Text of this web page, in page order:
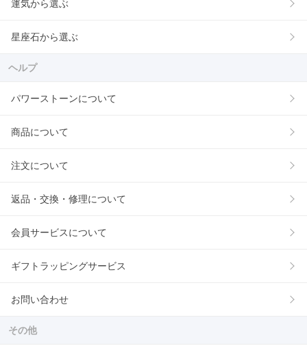
運気から選ぶ
星座石から選ぶ
ヘルプ
パワーストーンについて
商品について
注文について
返品・交換・修理について
会員サービスについて
ギフトラッピングサービス
お問い合わせ
その他